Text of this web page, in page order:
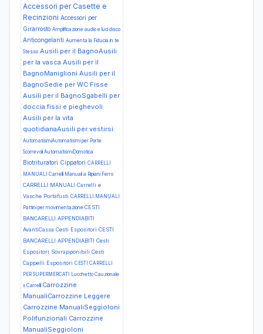
Accessori per Casette e
Recinzioni Accessori per
Girarrosto Amplificazione audio e luci disco
Anticongelanti Aumenta la Fiducia in te
Stesso Ausili per il BagnoAusili
per la vasca Ausili per il
BagnoManiglioni Ausili per il
BagnoSedie per WC Fisse
Ausili per il BagnoSgabelli per
doccia fissi e pieghevoli
Ausili per la vita
quotidianaAusili per vestirsi
AutomatismiAutomatismi per Porte
ScorrevoliAutomatismiDomotica
Biotrituratori Cippatori CARRELLI
MANUALI Carrelli Manuali a Ripiani Ferro
CARRELLI MANUALI Carrelli e
Vasche Portafusti CARRELLI MANUALI
Pattini per movimentazione CESTI
BANCARELLI APPENDIABITI
AvantiCassa Cesti Espositori CESTI
BANCARELLI APPENDIABITI Cesti
Espositori Sovrapponibili Cesti
Cappelli Espositori CESTI CARRELLI
PER SUPERMERCATI Lucchetto Cauzionale
x Carrelli Carrozzine
ManualiCarrozzine Leggere
Carrozzine ManualiSeggioloni
Polifunzionali Carrozzine
ManualiSeggioloni